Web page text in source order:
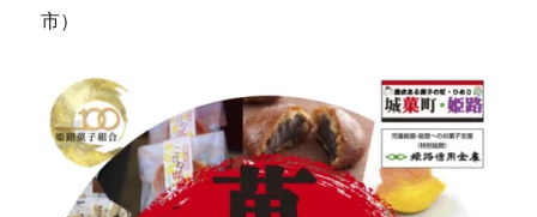
市）